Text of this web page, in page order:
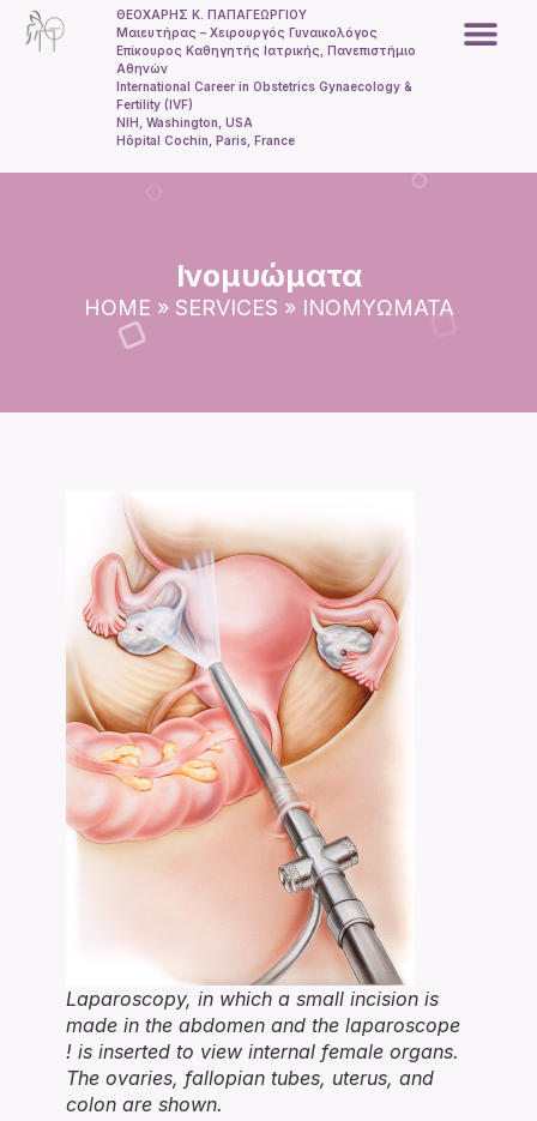
ΘΕΟΧΑΡΗΣ Κ. ΠΑΠΑΓΕΩΡΓΙΟΥ
Μαιευτήρας – Χειρουργός Γυναικολόγος
Επίκουρος Καθηγητής Ιατρικής, Πανεπιστήμιο
Αθηνών
International Career in Obstetrics Gynaecology &
Fertility (IVF)
NIH, Washington, USA
Hôpital Cochin, Paris, France
Ινομυώματα
HOME » SERVICES » ΙΝΟΜΥΏΜΑΤΑ
Laparoscopy, in which a small incision is
made in the abdomen and the laparoscope
! is inserted to view internal female organs.
The ovaries, fallopian tubes, uterus, and
colon are shown.